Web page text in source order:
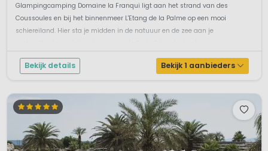
Glampingcamping Domaine la Franqui ligt aan het strand van des
Coussoules en bij het binnenmeer L'Etang de la Palme op een mooi
schiereiland. Hier sta je midden in de natuuur en de zee aan je
vakantiepark ligt di...
Bekijk details Bekijk 1 aanbieders